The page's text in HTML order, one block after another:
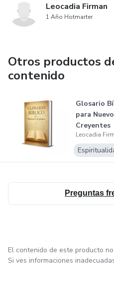
Leocadia Firman
1 Año Hotmarter
Otros productos
contenido
Glosario
para
Creyentes
Leocadia
Preguntas
El contenido de este producto
Si ves informaciones